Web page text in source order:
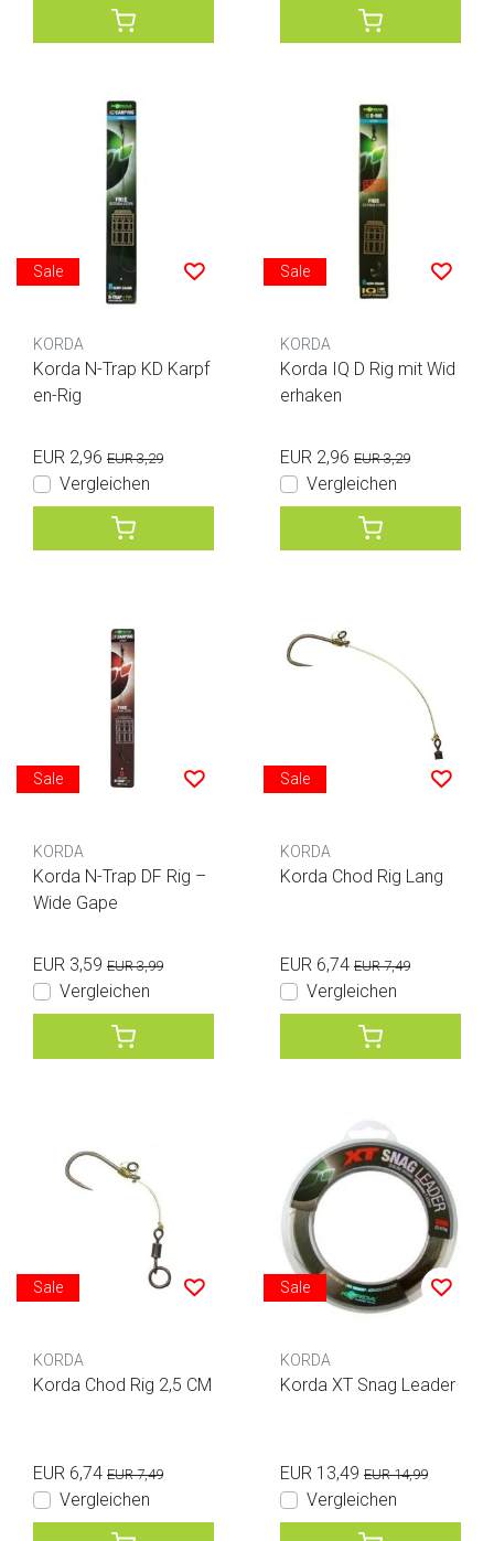
Sale
KORDA
Korda N-Trap KD Karpf
en-Rig
EUR 2,96 EUR 3,29
Vergleichen
Sale
KORDA
Korda IQ D Rig mit Wid
erhaken
EUR 2,96 EUR 3,29
Vergleichen
Sale
KORDA
Korda N-Trap DF Rig –
Wide Gape
EUR 3,59 EUR 3,99
Vergleichen
Sale
KORDA
Korda Chod Rig Lang
EUR 6,74 EUR 7,49
Vergleichen
Sale
KORDA
Korda Chod Rig 2,5 CM
EUR 6,74 EUR 7,49
Vergleichen
Sale
KORDA
Korda XT Snag Leader
EUR 13,49 EUR 14,99
Vergleichen